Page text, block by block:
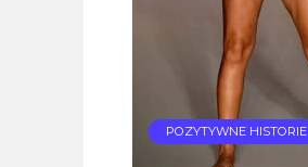
POZYTYWNE HISTORIE